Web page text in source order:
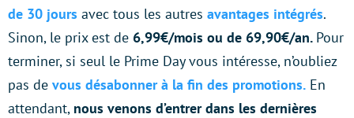
de 30 jours avec tous les autres avantages intégrés.
Sinon, le prix est de 6,99€/mois ou de 69,90€/an. Pour
terminer, si seul le Prime Day vous intéresse, n’oubliez
pas de vous désabonner à la fin des promotions. En
attendant, nous venons d’entrer dans les dernières